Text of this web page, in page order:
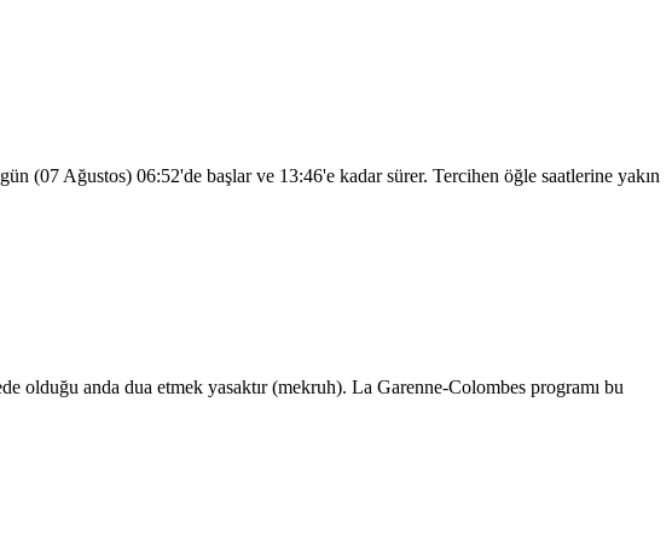
(07 Ağustos) 06:52'de başlar ve 13:46'e kadar sürer. Tercihen öğle saatlerine yakın
olduğu anda dua etmek yasaktır (mekruh). La Garenne-Colombes programı bu